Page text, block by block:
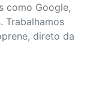
como Google,
Trabalhamos
direto da